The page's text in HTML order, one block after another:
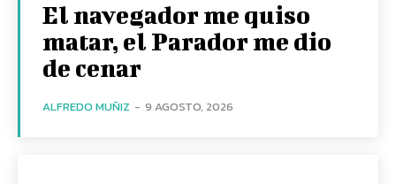
El navegador me quiso
matar, el Parador me dio
de cenar
ALFREDO MUÑIZ - 9 AGOSTO, 2026